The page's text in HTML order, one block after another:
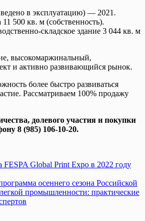
в эксплуатацию) — 2021.
500 кв. м (собственность).
складское здание 3 044 кв. м
высокомаржинальный,
и активно развивающийся рынок.
более быстро развиваться
Рассматриваем 100% продажу
долевого участия и покупки
8 (985) 106-10-20.
FESPA Global Print Expo в 2022 году
осеннего сезона Российской
промышленности: практические